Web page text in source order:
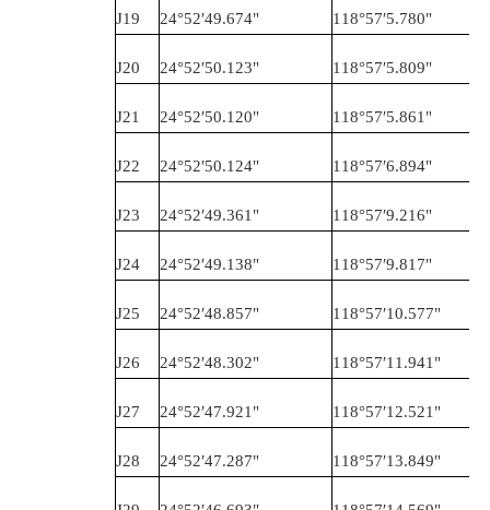
J19 24°52′49.674" 118°57′5.780"
J20 24°52′50.123" 118°57′5.809"
J21 24°52′50.120" 118°57′5.861 "
J22 24°52′50.124" 118°57′6.894"
J23 24°52′49.361 " 118°57′9.216"
J24 24°52′49.138" 118°57′9.817"
J25 24°52′48.857" 118°57′10.577"
J26 24°52′48.302" 118°57′11.941 "
J27 24°52′47.921 " 118°57′12.521 "
J28 24°52′47.287" 118°57′13.849"